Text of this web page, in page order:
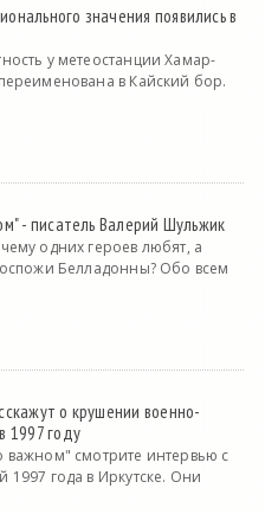
значения появились в
у метеостанции Хамар-
в Кайский бор.
- писатель Валерий Шульжик
одних героев любят, а
Белладонны? Обо всем
о крушении военно-
1997 году
важном" смотрите интервью с
1997 года в Иркутске. Они